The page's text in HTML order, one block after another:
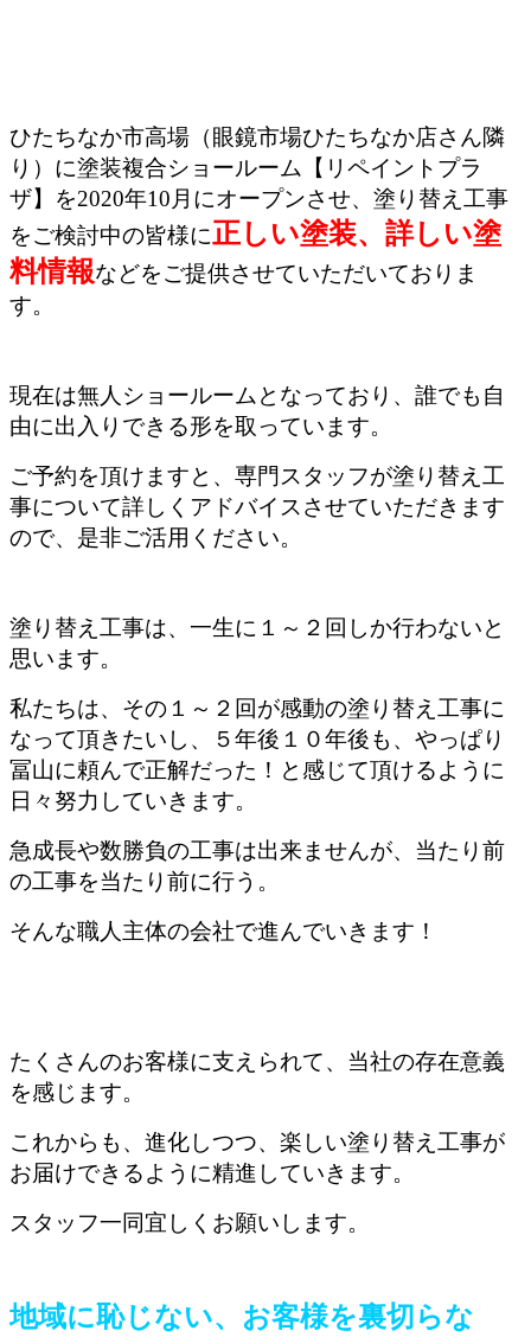
ひたちなか市高場（眼鏡市場ひたちなか店さん隣
り）に塗装複合ショールーム【リペイントプラ
ザ】を2020年10月にオープンさせ、塗り替え工事
をご検討中の皆様に正しい塗装、詳しい塗
料情報などをご提供させていただいておりま
す。
現在は無人ショールームとなっており、誰でも自
由に出入りできる形を取っています。
ご予約を頂けますと、専門スタッフが塗り替え工
事について詳しくアドバイスさせていただきます
ので、是非ご活用ください。
塗り替え工事は、一生に１～２回しか行わないと
思います。
私たちは、その１～２回が感動の塗り替え工事に
なって頂きたいし、５年後１０年後も、やっぱり
冨山に頼んで正解だった！と感じて頂けるように
日々努力していきます。
急成長や数勝負の工事は出来ませんが、当たり前
の工事を当たり前に行う。
そんな職人主体の会社で進んでいきます！
たくさんのお客様に支えられて、当社の存在意義
を感じます。
これからも、進化しつつ、楽しい塗り替え工事が
お届けできるように精進していきます。
スタッフ一同宜しくお願いします。
地域に恥じない、お客様を裏切らな